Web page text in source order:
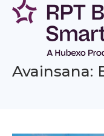
Siirry
sisältöön
Avainsana: